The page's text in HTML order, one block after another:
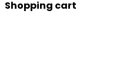
Shopping cart